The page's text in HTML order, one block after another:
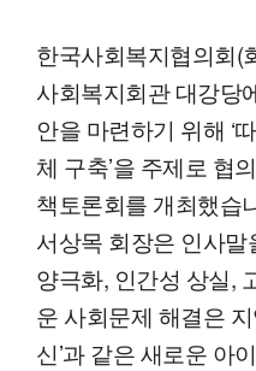
한국사회복지협의회(
사회복지회관 대강당
안을 마련하기 위해 ‘
체 구축’을 주제로 협
책토론회를 개최했습
서상목 회장은 인사말
양극화, 인간성 상실,
운 사회문제 해결은
신’과 같은 새로운 아